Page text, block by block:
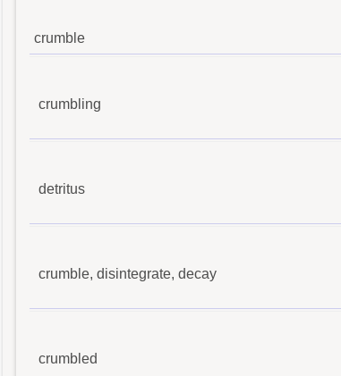
crumble
crumbling
detritus
crumble, disintegrate, decay
crumbled